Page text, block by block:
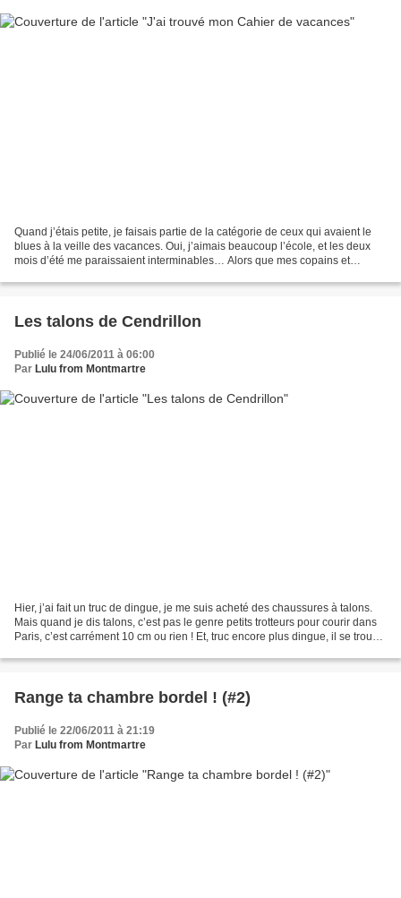
Quand j’étais petite, je faisais partie de la catégorie de ceux qui avaient le
blues à la veille des vacances. Oui, j’aimais beaucoup l’école, et les deux
mois d’été me paraissaient interminables… Alors que mes copains et
Les talons de Cendrillon
Publié le 24/06/2011 à 06:00
Par Lulu from Montmartre
Hier, j’ai fait un truc de dingue, je me suis acheté des chaussures à talons.
Mais quand je dis talons, c’est pas le genre petits trotteurs pour courir dans
Paris, c’est carrément 10 cm ou rien ! Et, truc encore plus dingue, il se trouve
Range ta chambre bordel ! (#2)
Publié le 22/06/2011 à 21:19
Par Lulu from Montmartre